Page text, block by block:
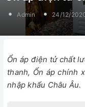
Admin 24/12/
Ổn áp điện tử chất
thanh, Ổn áp chính
nhập khẩu Châu Âu.